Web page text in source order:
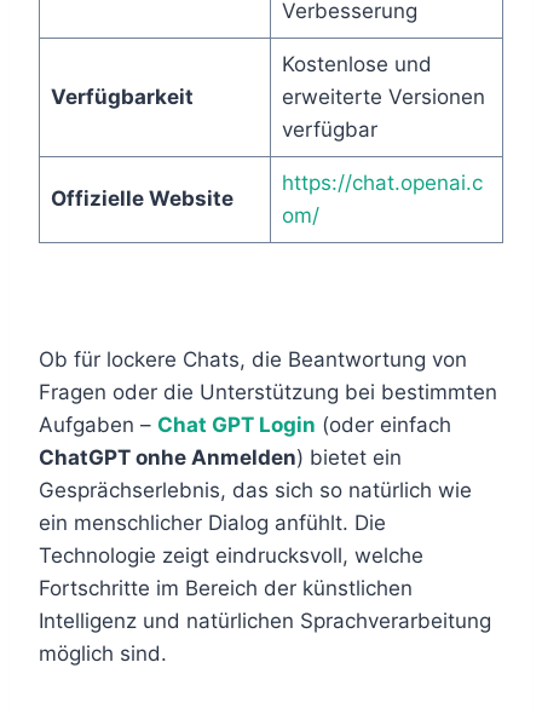
Verbesserung
Verfügbarkeit
Kostenlose und
erweiterte Versionen
verfügbar
Offizielle Website
https://chat.openai.c
om/
Ob für lockere Chats, die Beantwortung von
Fragen oder die Unterstützung bei bestimmten
Aufgaben – Chat GPT Login (oder einfach
ChatGPT onhe Anmelden) bietet ein
Gesprächserlebnis, das sich so natürlich wie
ein menschlicher Dialog anfühlt. Die
Technologie zeigt eindrucksvoll, welche
Fortschritte im Bereich der künstlichen
Intelligenz und natürlichen Sprachverarbeitung
möglich sind.